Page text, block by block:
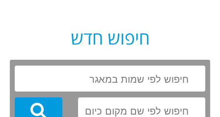
חיפוש חדש